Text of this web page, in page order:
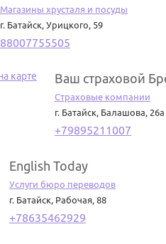
Магазины хрусталя и посуды
г. Батайск, Урицкого, 59
88007755505
Ваш страховой
Страховые компании
г. Батайск, Балашова, 26а
+79895211007
English Today
Услуги бюро переводов
г. Батайск, Рабочая, 88
+78635462929